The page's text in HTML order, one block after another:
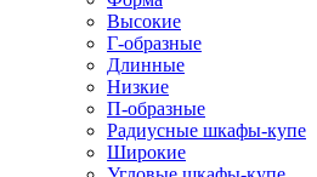
Высокие
Г-образные
Длинные
Низкие
П-образные
Радиусные шкафы-купе
Широкие